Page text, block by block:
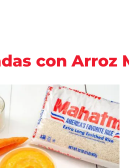
con Arroz